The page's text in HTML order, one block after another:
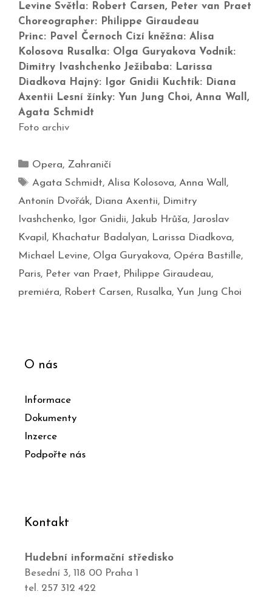
Levine Světla: Robert Carsen, Peter van Praet
Choreographer: Philippe Giraudeau
Princ: Pavel Černoch Cizí kněžna: Alisa
Kolosova Rusalka: Olga Guryakova Vodník:
Dimitry Ivashchenko Ježibaba: Larissa
Diadkova Hajný: Igor Gnidii Kuchtík: Diana
Axentii Lesní žínky: Yun Jung Choi, Anna Wall,
Agata Schmidt
Foto archiv
Opera, Zahraničí
Agata Schmidt,Alisa Kolosova,Anna Wall ,
Antonín Dvořák, Diana Axentii, Dimitry
Ivashchenko, Igor Gnidii, Jakub Hrůša, Jaroslav
Kvapil , Khachatur Badalyan, Larissa Diadkova,
Michael Levine, Olga Guryakova, Opéra Bastille,
Paris, Peter van Praet, Philippe Giraudeau,
premiéra, Robert Carsen, Rusalka, Yun Jung Choi
O nás
Informace
Dokumenty
Inzerce
Podpořte nás
Kontakt
Hudební informační středisko
Besední 3, 118 00 Praha 1
tel. 257 312 422